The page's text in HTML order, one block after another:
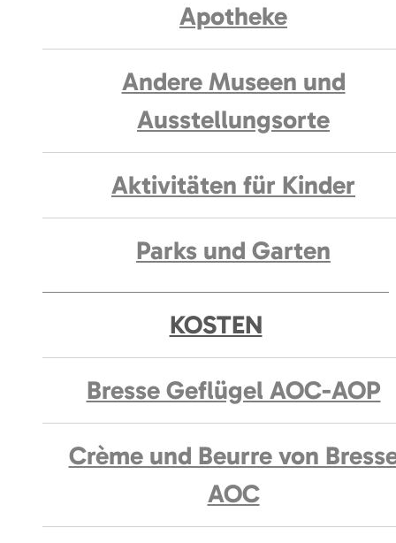
Apotheke
Andere Museen und
Ausstellungsorte
Aktivitäten für Kinder
Parks und Garten
KOSTEN
Bresse Geflügel AOC-AOP
Crème und Beurre von
AOC